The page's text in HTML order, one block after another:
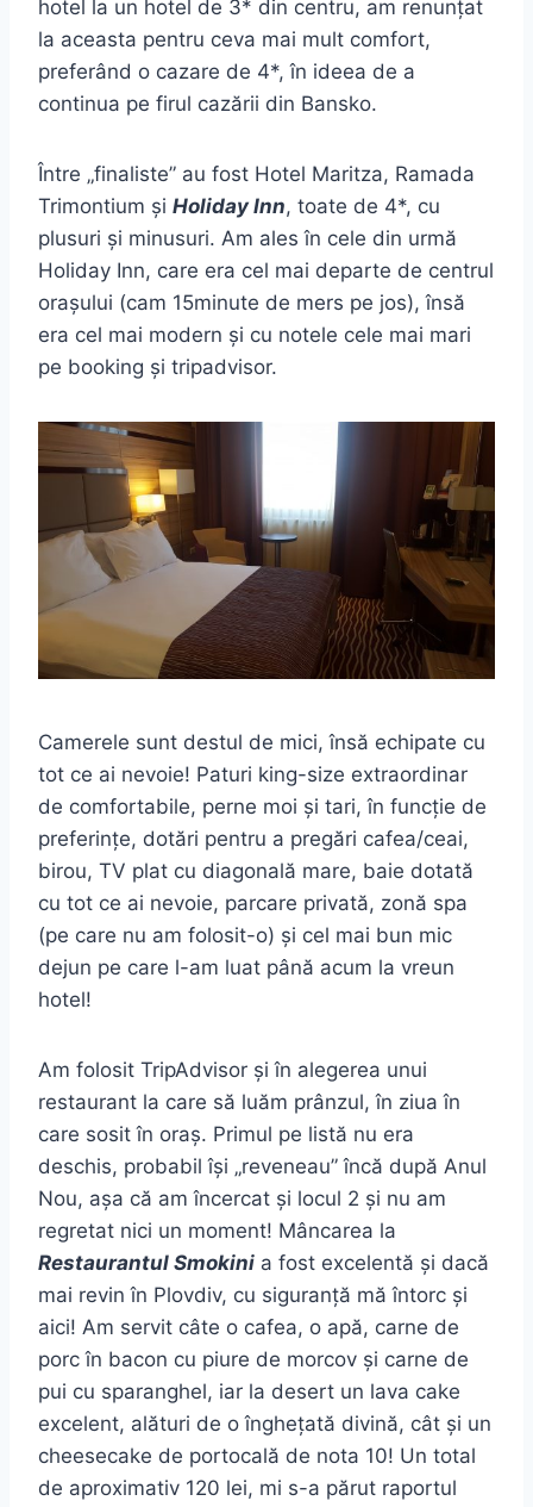
hotel la un hotel de 3* din centru, am renunțat
la aceasta pentru ceva mai mult comfort,
preferând o cazare de 4*, în ideea de a
continua pe firul cazării din Bansko.
Între „finaliste” au fost Hotel Maritza, Ramada
Trimontium și Holiday Inn, toate de 4*, cu
plusuri și minusuri. Am ales în cele din urmă
Holiday Inn, care era cel mai departe de centrul
orașului (cam 15minute de mers pe jos), însă
era cel mai modern și cu notele cele mai mari
pe booking și tripadvisor.
Camerele sunt destul de mici, însă echipate cu
tot ce ai nevoie! Paturi king-size extraordinar
de comfortabile, perne moi și tari, în funcție de
preferințe, dotări pentru a pregări cafea/ceai,
birou, TV plat cu diagonală mare, baie dotată
cu tot ce ai nevoie, parcare privată, zonă spa
(pe care nu am folosit-o) și cel mai bun mic
dejun pe care l-am luat până acum la vreun
hotel!
Am folosit TripAdvisor și în alegerea unui
restaurant la care să luăm prânzul, în ziua în
care sosit în oraș. Primul pe listă nu era
deschis, probabil își „reveneau” încă după Anul
Nou, așa că am încercat și locul 2 și nu am
regretat nici un moment! Mâncarea la
Restaurantul Smokini a fost excelentă și dacă
mai revin în Plovdiv, cu siguranță mă întorc și
aici! Am servit câte o cafea, o apă, carne de
porc în bacon cu piure de morcov și carne de
pui cu sparanghel, iar la desert un lava cake
excelent, alături de o înghețată divină, cât și un
cheesecake de portocală de nota 10! Un total
de aproximativ 120 lei, mi s-a părut raportul